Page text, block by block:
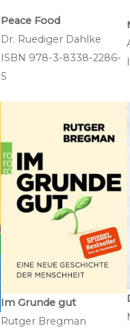
Peace Food
Dr. Ruediger Dahlke
ISBN 978-3-8338-2286-
5
Im Grunde gut
Rutger Bregman